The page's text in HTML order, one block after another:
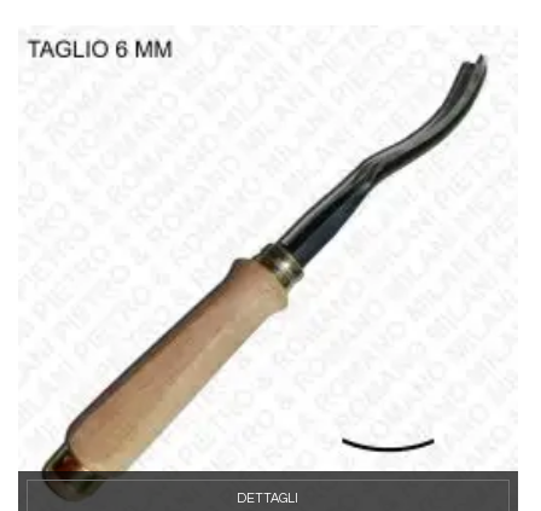
DETTAGLI